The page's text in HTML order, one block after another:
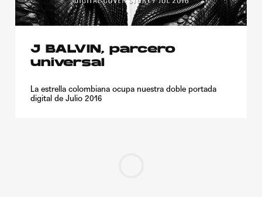
J BALVIN, parcero
universal
La estrella colombiana ocupa nuestra doble portada
digital de Julio 2016